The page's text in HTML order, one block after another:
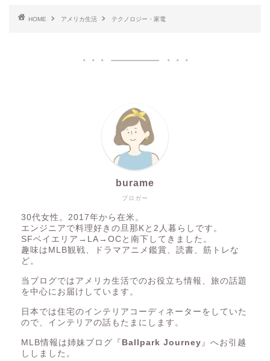
HOME アメリカ生活 テクノロジー・家電
ブロガー
burame
30代女性。2017年から在米。
エンジニアで料理好きの旦那Kと2人暮らしです。
SFベイエリア→LA→OCと南下してきました。
趣味はMLB観戦、ドラマアニメ鑑賞、読書、筋トレな
ど。
当ブログではアメリカ生活でのお役立ち情報、旅の話題
を中心にお届けしています。
日本では住宅のインテリアコーディネーターをしていた
ので、インテリアの話もたまにします。
MLB情報は姉妹ブログ『 Ballpark Journey 』へお引越
ししました。